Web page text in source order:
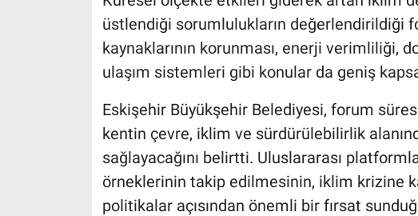
üstlendiği sorumlulukların değerlendirildiği
kaynaklarının korunması, enerji verimliliği,
ulaşım sistemleri gibi konular da geniş
Eskişehir Büyükşehir Belediyesi, forum
kentin çevre, iklim ve sürdürülebilirlik
sağlayacağını belirtti. Uluslararası
örneklerinin takip edilmesinin, iklim krizine
politikalar açısından önemli bir fırsat